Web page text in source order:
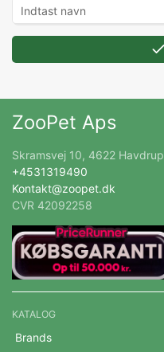
ZooPet Aps
Skramsvej 10, 4622 Havdrup
+4531319490
Kontakt@zoopet.dk
CVR 42092258
KATALOG
Brands